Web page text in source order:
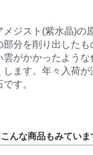
メジスト(紫水晶)の
部分を削り出した
雲がかかったよう
します。年々入荷
す。
んな商品もみていま